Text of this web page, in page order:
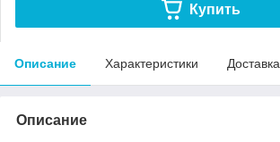
Купить
Описание Характеристики Доставка
Описание